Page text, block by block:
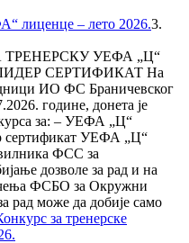
лиценце – лето 2026.3.
УЕФА „Ц“
СЕРТИФИКАТ На
ИО ФС Браничевског
године, донета је
за: – УЕФА „Ц“
сертификат УЕФА „Ц“
ФСС за
дозволе за рад и на
ФСБО за Окружни
рад може да добије само
за тренерске